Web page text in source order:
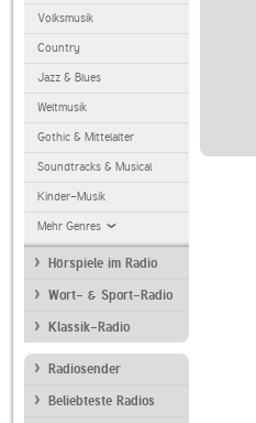
Volksmusik
Country
Jazz & Blues
Weltmusik
Gothic & Mittelalter
Soundtracks & Musical
Kinder-Musik
Mehr Genres
Hörspiele im Radio
Wort- & Sport-Radio
Klassik-Radio
Radiosender
Beliebteste Radios